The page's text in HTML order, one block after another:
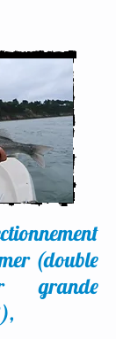
(double
grande